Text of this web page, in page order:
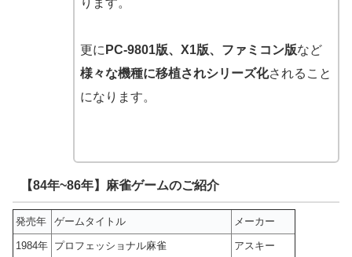
更に PC-9801版、X1版、ファミコン版など
様々な機種に移植されシリーズ化されること
になります。
【84年~86年】麻雀ゲームのご紹介
発売年 ゲームタイトル メーカー
1984年 プロフェッショナル麻雀 アスキー